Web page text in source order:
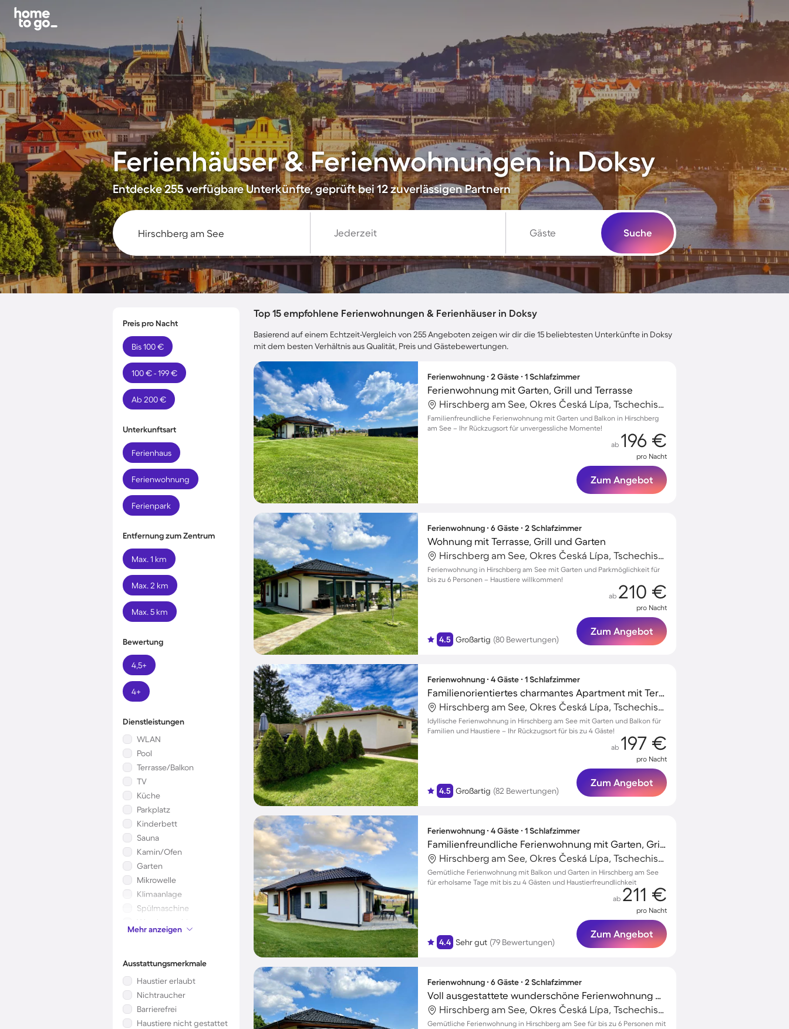
Ferienhäuser & Ferienwohnungen in Doksy
Entdecke 255 verfügbare Unterkünfte, geprüft bei 12 zuverlässigen Partnern
Jederzeit Gäste Suche
Preis pro Nacht
Bis 100 €
100 € - 199 €
Ab 200 €
Unterkunftsart
Ferienhaus
Ferienwohnung
Ferienpark
Entfernung zum Zentrum
Max. 1 km
Max. 2 km
Max. 5 km
Bewertung
4,5+
4+
Dienstleistungen
WLAN
Pool
Terrasse/Balkon
TV
Küche
Parkplatz
Kinderbett
Sauna
Kamin/Ofen
Garten
Mikrowelle
Klimaanlage
Spülmaschine
Waschmaschine
Whirlpool
Mehr anzeigen
Ausstattungsmerkmale
Haustier erlaubt
Nichtraucher
Barrierefrei
Haustiere nicht gestattet
Top 15 empfohlene Ferienwohnungen & Ferienhäuser in Doksy
Basierend auf einem Echtzeit-Vergleich von 255 Angeboten zeigen wir dir die 15 beliebtesten Unterkünfte in Doksy
mit dem besten Verhältnis aus Qualität, Preis und Gästebewertungen.
Ferienwohnung ∙ 2 Gäste ∙ 1 Schlafzimmer
Ferienwohnung mit Garten, Grill und Terrasse
Hirschberg am See, Okres Česká Lípa, Tschechische Republik
Familienfreundliche Ferienwohnung mit Garten und Balkon in Hirschberg
am See – Ihr Rückzugsort für unvergessliche Momente!
ab 196 €
pro Nacht
Zum Angebot
Ferienwohnung ∙ 6 Gäste ∙ 2 Schlafzimmer
Wohnung mit Terrasse, Grill und Garten
Hirschberg am See, Okres Česká Lípa, Tschechische Republik
Ferienwohnung in Hirschberg am See mit Garten und Parkmöglichkeit für
bis zu 6 Personen – Haustiere willkommen!
4.5 Großartig (80 Bewertungen)
ab 210 €
pro Nacht
Zum Angebot
Ferienwohnung ∙ 4 Gäste ∙ 1 Schlafzimmer
Familienorientiertes charmantes Apartment mit Terrasse, Garten und Grill | Haustiere sind willkommen
Hirschberg am See, Okres Česká Lípa, Tschechische Republik
Idyllische Ferienwohnung in Hirschberg am See mit Garten und Balkon für
Familien und Haustiere – Ihr Rückzugsort für bis zu 4 Gäste!
4.5 Großartig (82 Bewertungen)
ab 197 €
pro Nacht
Zum Angebot
Ferienwohnung ∙ 4 Gäste ∙ 1 Schlafzimmer
Familienfreundliche Ferienwohnung mit Garten, Grill und Terrasse | Haustiere sind willkommen
Hirschberg am See, Okres Česká Lípa, Tschechische Republik
Gemütliche Ferienwohnung mit Balkon und Garten in Hirschberg am See
für erholsame Tage mit bis zu 4 Gästen und Haustierfreundlichkeit
4.4 Sehr gut (79 Bewertungen)
ab 211 €
pro Nacht
Zum Angebot
Ferienwohnung ∙ 6 Gäste ∙ 2 Schlafzimmer
Voll ausgestattete wunderschöne Ferienwohnung mit Garten, Terrasse und Grill | Hunde erlaubt
Hirschberg am See, Okres Česká Lípa, Tschechische Republik
Gemütliche Ferienwohnung in Hirschberg am See für bis zu 6 Personen mit